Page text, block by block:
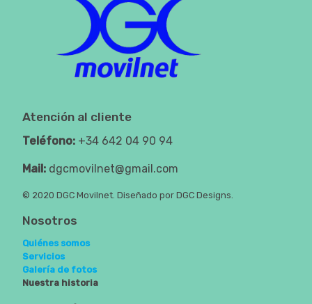
Atención al cliente
Teléfono: +34 642 04 90 94
Mail: dgcmovilnet@gmail.com
© 2020 DGC Movilnet. Diseñado por DGC Designs.
Nosotros
Quiénes somos
Servicios
Galería de fotos
Nuestra historia